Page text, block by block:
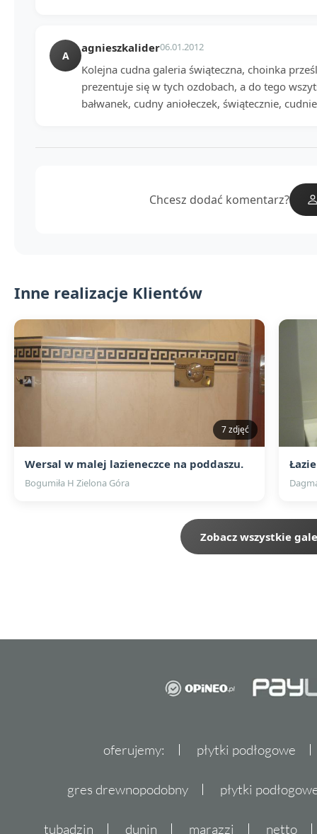
A
agnieszkalider06.01.2012
Kolejna cudna galeria świąteczna, choinka
prezentuje się w tych ozdobach, a do tego
bałwanek, cudny aniołeczek, świątecznie,
Chcesz dodać komentarz?
Inne realizacje Klientów
7 zdjęć
Wersal w malej lazieneczce na poddaszu.
Bogumiła H Zielona Góra
Zobacz wszystkie
oferujemy: płytki podłogowe
gres drewnopodobny płytki
tubądzin dunin marazzi netto